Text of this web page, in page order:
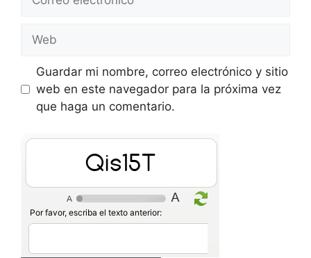
Web
Guardar mi nombre, correo electrónico y sitio
web en este navegador para la próxima vez
que haga un comentario.
NepmyJ
Por favor, escriba el texto anterior: